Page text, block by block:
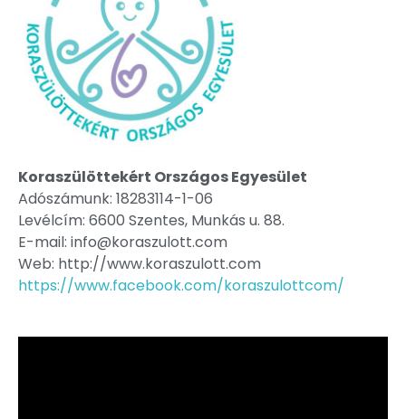
Koraszülöttekért Országos Egyesület
Adószámunk: 18283114-1-06
Levélcím: 6600 Szentes, Munkás u. 88.
E-mail: info@koraszulott.com
Web: http://www.koraszulott.com
https://www.facebook.com/koraszulottcom/